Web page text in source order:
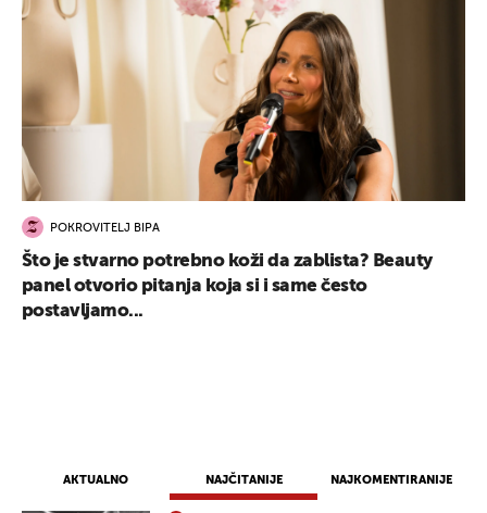
AKTUALNO NAJČITANIJE NAJKOMENTIRANIJE
POKROVITELJ BIPA
Što je stvarno potrebno koži da zablista? Beauty
panel otvorio pitanja koja si i same često
postavljamo...